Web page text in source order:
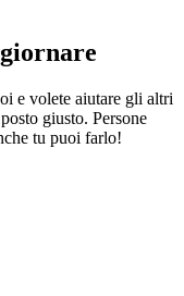
e volete aiutare gli altri
giusto. Persone
tu puoi farlo!